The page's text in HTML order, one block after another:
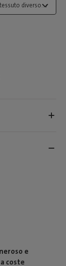
diverso...:
e
coste